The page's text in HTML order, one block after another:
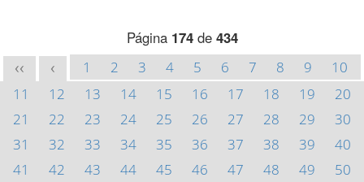
Página 174de 434
<< < 1 2 3 4 5 6 7 8 9
10
11
12 13 14 15 16 17 18 19
20
21
22 23 24 25 26 27 28 29
30
31
32 33 34 35 36 37 38 39
40
41
42 43 44 45 46 47 48 49
50